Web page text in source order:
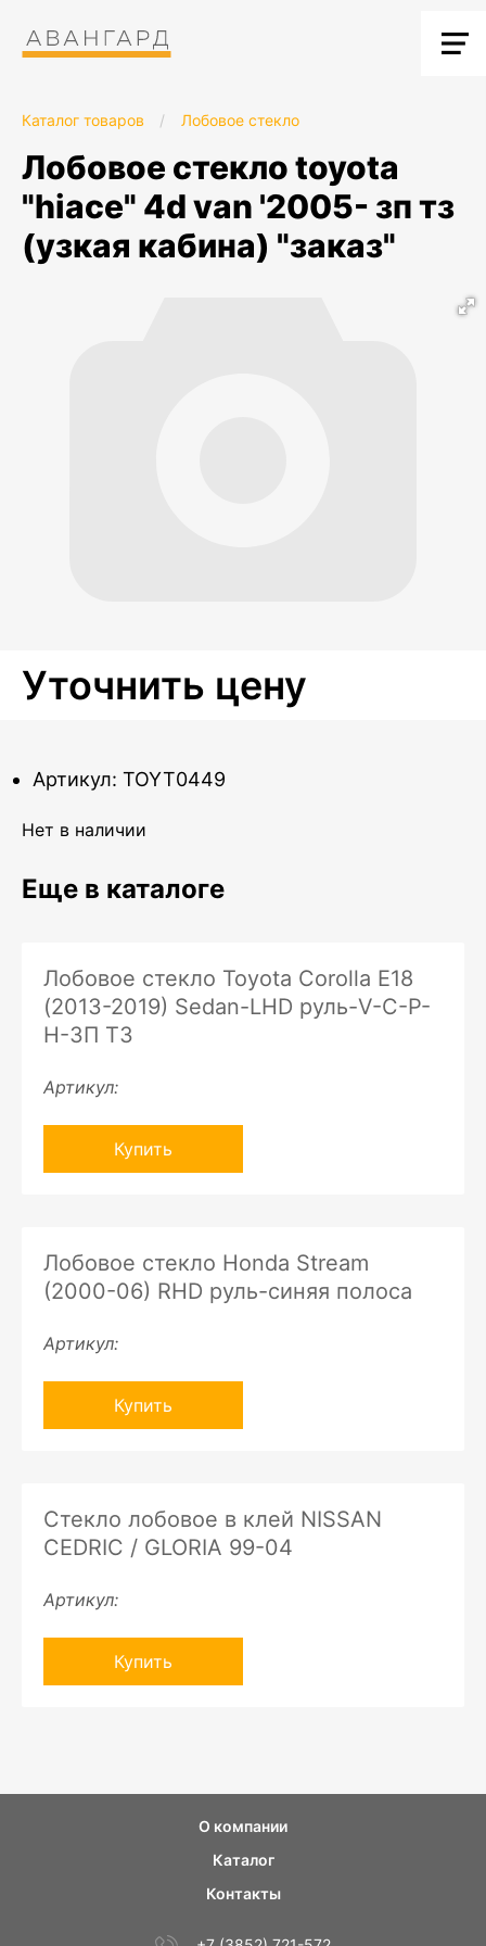
Каталог товаров / Лобовое стекло
лобовое стекло toyota
"hiace" 4d van '2005- зп тз
(узкая кабина) "заказ"
Уточнить цену
Артикул: TOYT0449
Нет в наличии
Еще в каталоге
Лобовое стекло Toyota Corolla E18
(2013-2019) Sedan-LHD руль-V-C-P-
H-ЗП ТЗ
Артикул:
Купить
Лобовое стекло Honda Stream
(2000-06) RHD руль-синяя полоса
Артикул:
Купить
Стекло лобовое в клей NISSAN
CEDRIC / GLORIA 99-04
Артикул:
Купить
О компании
Каталог
Контакты